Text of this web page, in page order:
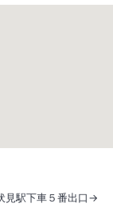
見駅下車５番出口→